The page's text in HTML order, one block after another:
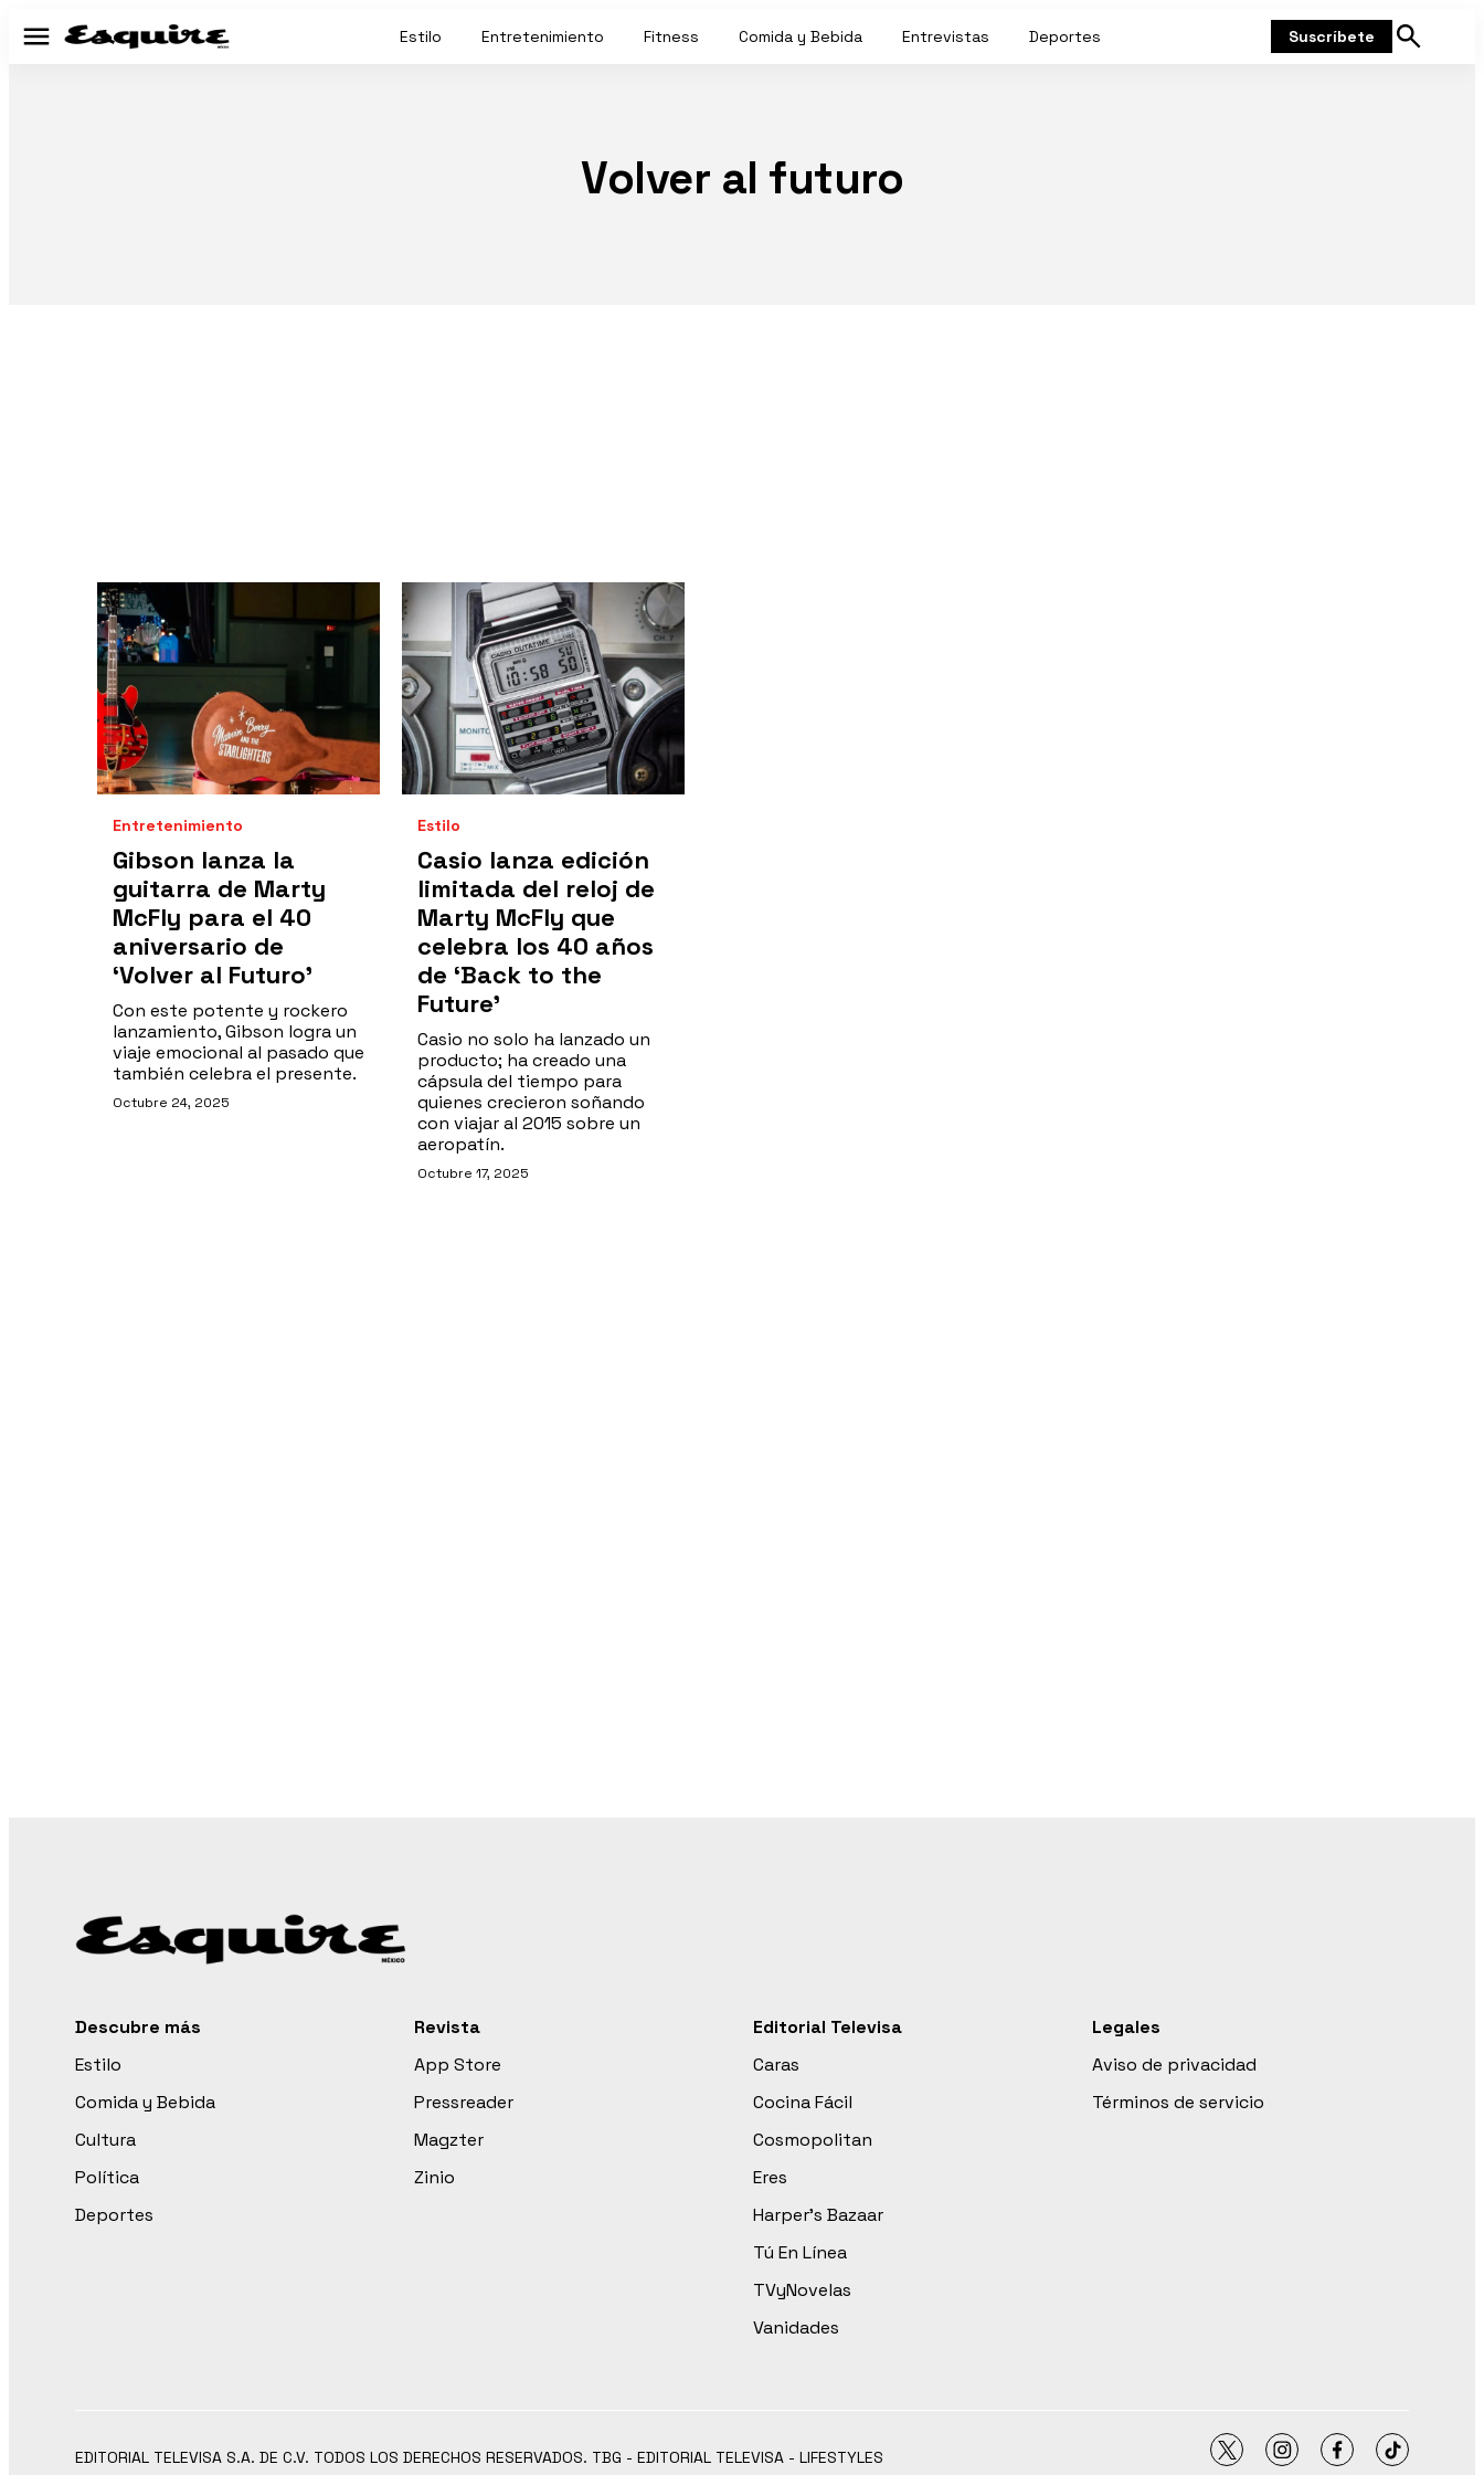
Menú Estilo Entretenimiento Fitness Comida y Bebida Entrevistas Deportes Suscríbete
Mostrar
Volver al futuro
Entretenimiento
Gibson lanza la
guitarra de Marty
McFly para el 40
aniversario de
‘Volver al Futuro’
Con este potente y rockero
lanzamiento, Gibson logra un
viaje emocional al pasado que
también celebra el presente.
Octubre 24, 2025
Estilo
Casio lanza edición
limitada del reloj de
Marty McFly que
celebra los 40 años
de ‘Back to the
Future’
Casio no solo ha lanzado un
producto; ha creado una
cápsula del tiempo para
quienes crecieron soñando
con viajar al 2015 sobre un
aeropatín.
Octubre 17, 2025
Descubre más
Estilo
Comida y Bebida
Cultura
Política
Deportes
Revista
App Store
Pressreader
Magzter
Zinio
Editorial Televisa
Caras
Cocina Fácil
Cosmopolitan
Eres
Harper’s Bazaar
Tú En Línea
TVyNovelas
Vanidades
Legales
Aviso de privacidad
Términos de servicio
EDITORIAL TELEVISA S.A. DE C.V. TODOS LOS DERECHOS RESERVADOS. TBG - EDITORIAL TELEVISA - LIFESTYLES twitterinstagram
facebooktiktok